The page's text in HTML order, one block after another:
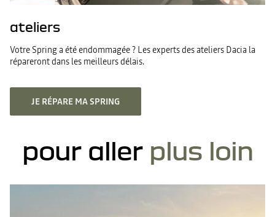
ateliers
Votre Spring a été endommagée ? Les experts des ateliers Dacia la
répareront dans les meilleurs délais.
JE RÉPARE MA SPRING
pour aller plus loin